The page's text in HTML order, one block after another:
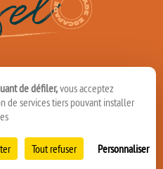
de défiler,vous acceptez
de services tiers pouvant installer
Tout refuser Personnaliser